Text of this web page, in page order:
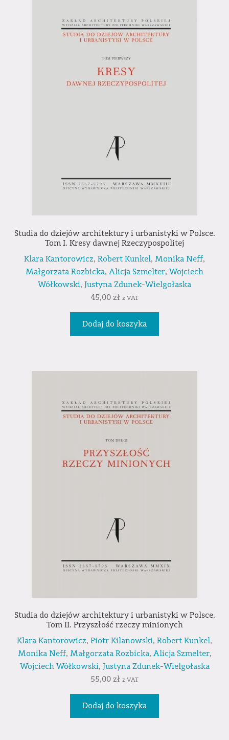
Studia do dziejów architektury i urbanistyki w Polsce.
Tom I. Kresy dawnej Rzeczypospolitej
Klara Kantorowicz, Robert Kunkel, Monika Neff,
Małgorzata Rozbicka, Alicja Szmelter, Wojciech
Wółkowski, Justyna Zdunek-Wielgołaska
45,00 zł z VAT
Dodaj do koszyka
Studia do dziejów architektury i urbanistyki w Polsce.
Tom II. Przyszłość rzeczy minionych
Klara Kantorowicz, Piotr Kilanowski, Robert Kunkel,
Monika Neff, Małgorzata Rozbicka, Alicja Szmelter,
Wojciech Wółkowski, Justyna Zdunek-Wielgołaska
55,00 zł z VAT
Dodaj do koszyka